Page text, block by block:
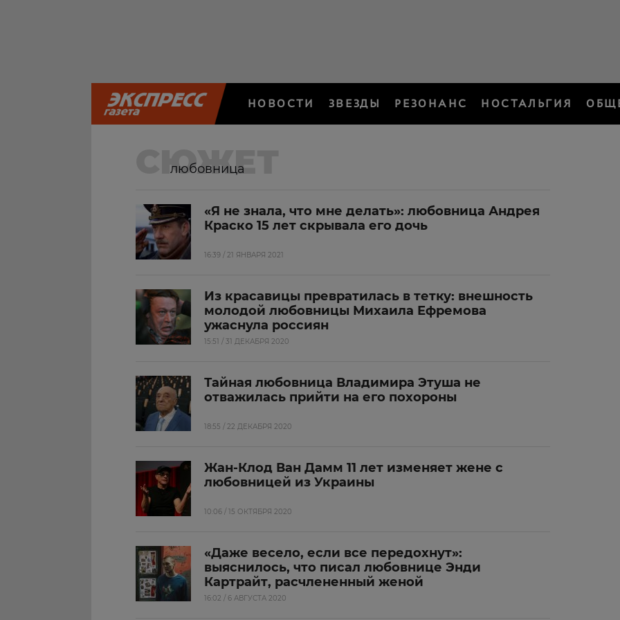
НОВОСТИ ЗВЕЗДЫ РЕЗОНАНС НОСТАЛЬГИЯ
СЮЖЕТ
любовница
«Я не знала, что мне делать»: любовница Андрея
Краско 15 лет скрывала его дочь
16:39 / 21 ЯНВАРЯ 2021
Из красавицы превратилась в тетку: внешность
молодой любовницы Михаила Ефремова
ужаснула россиян
15:51 / 31 ДЕКАБРЯ 2020
Тайная любовница Владимира Этуша не
отважилась прийти на его похороны
18:55 / 22 ДЕКАБРЯ 2020
Жан-Клод Ван Дамм 11 лет изменяет жене с
любовницей из Украины
10:06 / 15 ОКТЯБРЯ 2020
«Даже весело, если все передохнут»:
выяснилось, что писал любовнице Энди
Картрайт, расчлененный женой
16:02 / 6 АВГУСТА 2020